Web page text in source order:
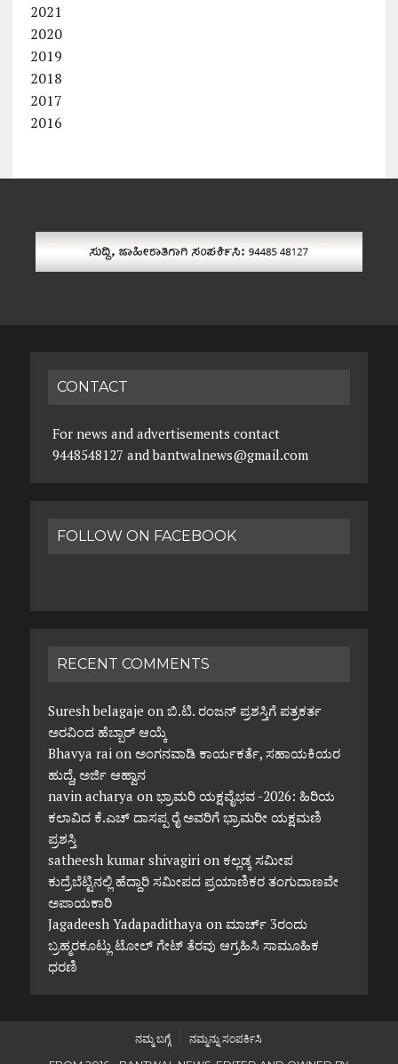
2021
2020
2019
2018
2017
2016
CONTACT
For news and advertisements contact
9448548127 and bantwalnews@gmail.com
FOLLOW ON FACEBOOK
RECENT COMMENTS
Suresh belagaje on ಬಿ.ಟಿ. ರಂಜನ್ ಪ್ರಶಸ್ತಿಗೆ ಪತ್ರಕರ್ತ
ಅರವಿಂದ ಹೆಬ್ಬಾರ್ ಆಯ್ಕೆ
Bhavya raion ಅಂಗನವಾಡಿ ಕಾರ್ಯಕರ್ತೆ, ಸಹಾಯಕಿಯರ
ಹುದ್ದೆ, ಅರ್ಜಿ ಆಹ್ವಾನ
navin acharya on ಭ್ರಾಮರಿ ಯಕ್ಷವೈಭವ -2026: ಹಿರಿಯ
ಕಲಾವಿದ ಕೆ.ಎಚ್ ದಾಸಪ್ಪ ರೈ ಅವರಿಗೆ ಭ್ರಾಮರೀ ಯಕ್ಷಮಣಿ
ಪ್ರಶಸ್ತಿ
satheesh kumar shivagirion ಕಲ್ಲಡ್ಕ ಸಮೀಪ
ಕುದ್ರೆಬೆಟ್ಟಿನಲ್ಲಿ ಹೆದ್ದಾರಿ ಸಮೀಪದ ಪ್ರಯಾಣಿಕರ ತಂಗುದಾಣವೇ
ಅಪಾಯಕಾರಿ
Jagadeesh Yadapadithaya on ಮಾರ್ಚ್ 3ರಂದು
ಬ್ರಹ್ಮರಕೂಟ್ಲು ಟೋಲ್ ಗೇಟ್ ತೆರವು ಆಗ್ರಹಿಸಿ ಸಾಮೂಹಿಕ
ಧರಣಿ
ನಮ್ಮ ಬಗ್ಗೆ
ನಮ್ಮನ್ನು ಸಂಪರ್ಕಿಸಿ